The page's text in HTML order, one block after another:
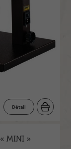
Détail
MINI »